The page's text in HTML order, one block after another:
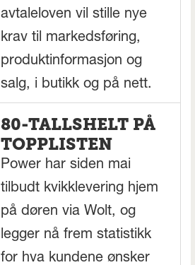
avtaleloven vil stille nye
krav til markedsføring,
produktinformasjon og
salg, i butikk og på nett.
80-TALLSHELT PÅ
TOPPLISTEN
Power har siden mai
tilbudt kvikklevering hjem
på døren via Wolt, og
legger nå frem statistikk
for hva kundene ønsker